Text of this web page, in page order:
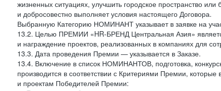
жизненных ситуациях, улучшить городское пространство
и добросовестно выполняет условия настоящего Договора.
Выбранную Категорию НОМИНАНТ указывает в заявке на
13.2. Целью ПРЕМИИ «HR-БРЕНД Центральная Азия»
и награждение проектов, реализованных в компаниях для
13.3. Дата проведения Премии — указывается в Заказе.
13.4. Включение в список НОМИНАНТОВ, подготовка,
производится в соответствии с Критериями Премии,
и проектам Победителей Премии: